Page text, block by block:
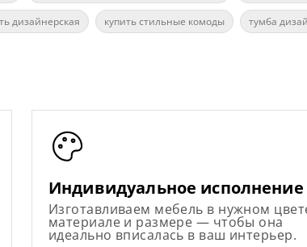
дизайнерская купить стильные комоды тумба
Индивидуальное исполнение
Изготавливаем мебель в нужном
материале и размере — чтобы она
идеально вписалась в ваш интерьер.